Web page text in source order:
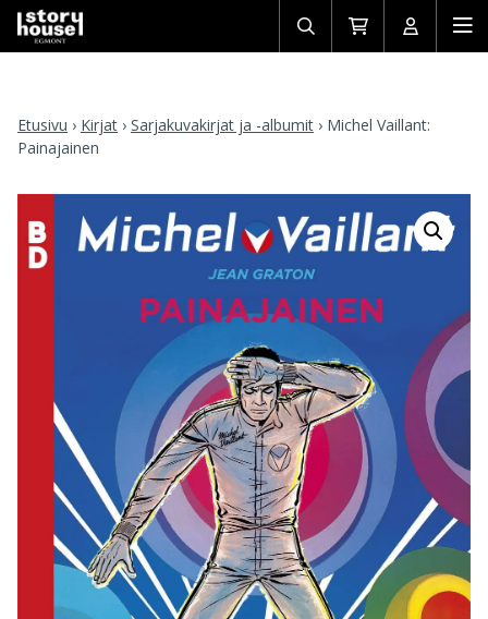
Avaa/sulje
haku
Siirry
ostoskoriin
Avaa/
Etusivu › Kirjat › Sarjakuvakirjat ja -albumit › Michel Vaillant:
Painajainen